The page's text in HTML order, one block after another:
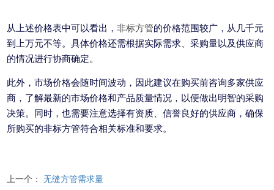
从上述价格表中可以看出，非标方管的价格范围较广，从几千元
到上万元不等。具体价格还需根据实际需求、采购量以及供应商
的情况进行协商确定。
此外，市场价格会随时间波动，因此建议在购买前咨询多家供应
商，了解最新的市场价格和产品质量情况，以便做出明智的采购
决策。同时，也需要注意选择有资质、信誉良好的供应商，确保
所购买的非标方管符合相关标准和要求。
上一个：无缝方管需求量